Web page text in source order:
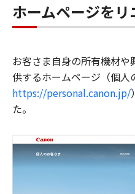
ホームページを
お客さま自身の所有機材
供するホームページ（個人
https://personal.canon.jp/
た。